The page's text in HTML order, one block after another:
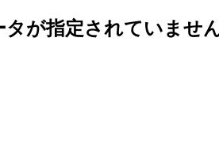
タが指定されていませ